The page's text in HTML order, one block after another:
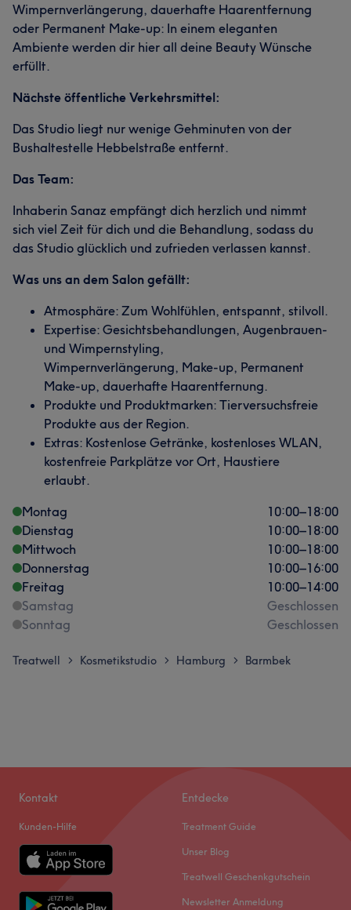
Wimpernverlängerung, dauerhafte Haarentfernung
oder Permanent Make-up: In einem eleganten
Ambiente werden dir hier all deine Beauty Wünsche
erfüllt.
Nächste öffentliche Verkehrsmittel:
Das Studio liegt nur wenige Gehminuten von der
Bushaltestelle Hebbelstraße entfernt.
Das Team:
Inhaberin Sanaz empfängt dich herzlich und nimmt
sich viel Zeit für dich und die Behandlung, sodass du
das Studio glücklich und zufrieden verlassen kannst.
Was uns an dem Salon gefällt:
Atmosphäre: Zum Wohlfühlen, entspannt, stilvoll.
Expertise: Gesichtsbehandlungen, Augenbrauen-
und Wimpernstyling,
Wimpernverlängerung, Make-up, Permanent
Make-up, dauerhafte Haarentfernung.
Produkte und Produktmarken: Tierversuchsfreie
Produkte aus der Region.
Extras: Kostenlose Getränke, kostenloses WLAN,
kostenfreie Parkplätze vor Ort, Haustiere
erlaubt.
Montag
10:00–18:00
Dienstag
10:00–18:00
Mittwoch
10:00–18:00
Donnerstag
10:00–16:00
Freitag
10:00–14:00
Samstag
Geschlossen
Sonntag
Geschlossen
Treatwell > Kosmetikstudio > Hamburg > Barmbek
Kontakt
Kunden-Hilfe
Entdecke
Treatment Guide
Unser Blog
Treatwell Geschenkgutschein
Newsletter Anmeldung